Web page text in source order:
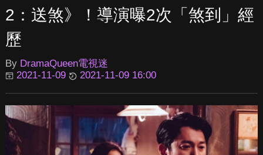
2：送煞》！導演曝2次「煞到」經
歷
By DramaQueen電視迷
2021-11-09
2021-11-09 16:00